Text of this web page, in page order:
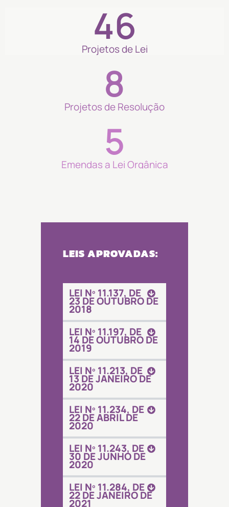
Projetos de Lei
46
Projetos de Resolução
8
Emendas a Lei Orgânica
5
LEIS APROVADAS:
LEI Nº 11.137, DE
23 DE OUTUBRO DE
2018
LEI Nº 11.197, DE
14 DE OUTUBRO DE
2019
LEI Nº 11.213, DE
13 DE JANEIRO DE
2020
LEI Nº 11.234, DE
22 DE ABRIL DE
2020
LEI Nº 11.243, DE
30 DE JUNHO DE
2020
LEI Nº 11.284, DE
22 DE JANEIRO DE
2021